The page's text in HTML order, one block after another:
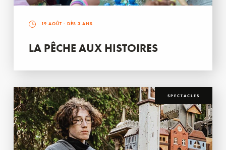
19 AOÛT - DÈS 3 ANS
LA PÊCHE AUX HISTOIRES
SPECTACLES